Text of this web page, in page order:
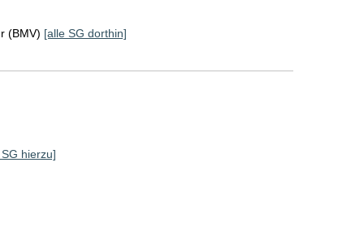
(BMV) [alle SG dorthin]
hierzu]